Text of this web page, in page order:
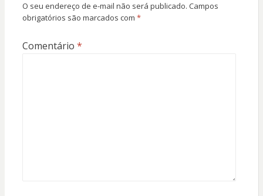
O seu endereço de e-mail não será publicado. Campos
obrigatórios são marcados com *
Comentário *